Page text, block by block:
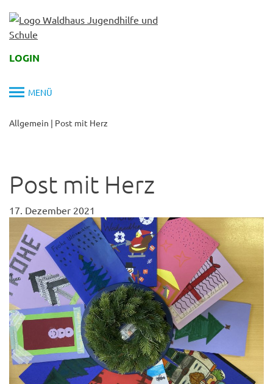
content
LOGIN
MENÜ
Allgemein | Post mit Herz
Post mit Herz
17. Dezember 2021